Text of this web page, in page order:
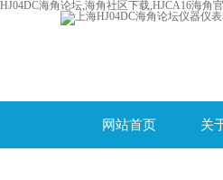
HJ04DC海角论坛,海角社区下载,HJCA16海角
网站首页 关